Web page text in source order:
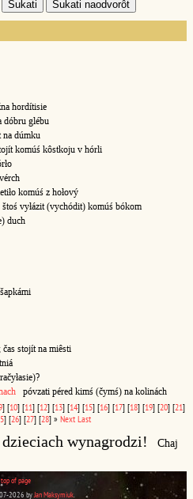
hordítisie
dóbru glébu
dúmku
komúś kôstkoju v hórli
komúś z hołový
štoś vyłázit (vychódit) komúś bókom
duch
stojít na miêsti
póvzati péred kimś (čymś) na kolinách
] [10] [11] [12] [13] [14] [15] [16] [17] [18] [19] [20] [21]
] [26] [27] [28] » Next Last
wynagrodzi!
Chaj
top of page
2026 byJan Maksymiuk.